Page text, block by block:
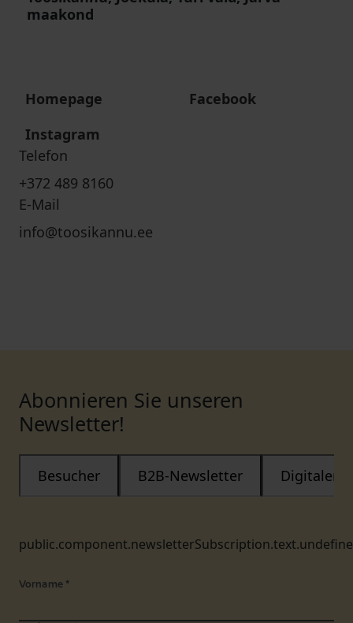
maakond
Homepage
Facebook
Instagram
Telefon
+372 489 8160
E-Mail
info@toosikannu.ee
Abonnieren Sie unseren
Newsletter!
Besucher B2B-Newsletter Digitaler
Vorname *